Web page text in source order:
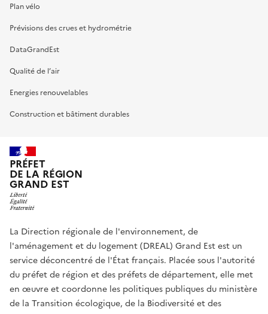
Plan vélo
Prévisions des crues et hydrométrie
DataGrandEst
Qualité de l’air
Energies renouvelables
Construction et bâtiment durables
PRÉFET
DE LA RÉGION
GRAND EST
La Direction régionale de l'environnement, de
l'aménagement et du logement (DREAL) Grand Est est un
service déconcentré de l'État français. Placée sous l'autorité
du préfet de région et des préfets de département, elle met
en œuvre et coordonne les politiques publiques du ministère
de la Transition écologique, de la Biodiversité et des